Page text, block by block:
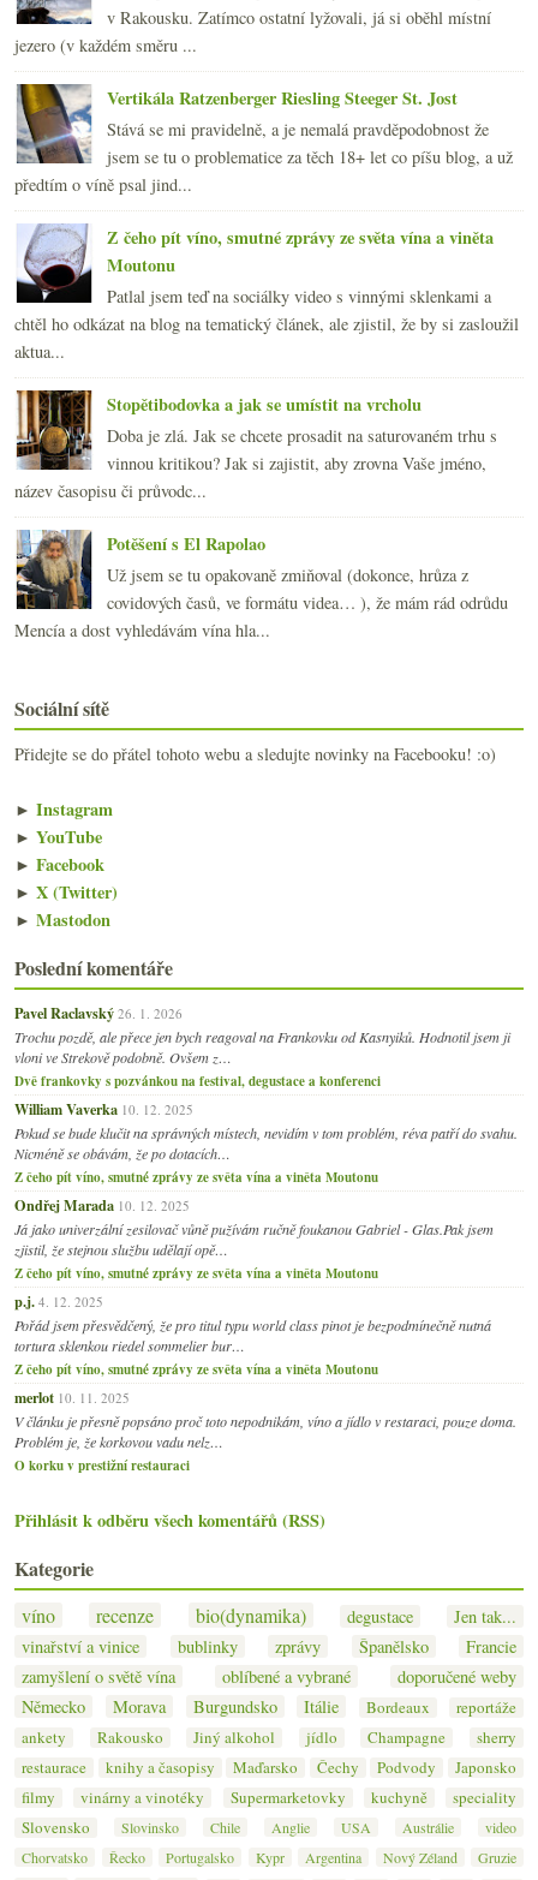
v Rakousku. Zatímco ostatní lyžovali, já si oběhl místní
jezero (v každém směru ...
Vertikála Ratzenberger Riesling Steeger St. Jost
Stává se mi pravidelně, a je nemalá pravděpodobnost že
jsem se tu o problematice za těch 18+ let co píšu blog, a už
předtím o víně psal jind...
Z čeho pít víno, smutné zprávy ze světa vína a viněta
Moutonu
Patlal jsem teď na sociálky video s vinnými sklenkami a
chtěl ho odkázat na blog na tematický článek, ale zjistil, že by si zasloužil
aktua...
Stopětibodovka a jak se umístit na vrcholu
Doba je zlá. Jak se chcete prosadit na saturovaném trhu s
vinnou kritikou? Jak si zajistit, aby zrovna Vaše jméno,
název časopisu či průvodc...
Potěšení s El Rapolao
Už jsem se tu opakovaně zmiňoval (dokonce, hrůza z
covidových časů, ve formátu videa… ), že mám rád odrůdu
Mencía a dost vyhledávám vína hla...
Sociální sítě
Přidejte se do přátel tohoto webu a sledujte novinky na Facebooku! :o)
► Instagram
► YouTube
► Facebook
► X (Twitter)
► Mastodon
Poslední komentáře
Pavel Raclavský 26. 1. 2026
Trochu pozdě, ale přece jen bych reagoval na Frankovku od Kasnyiků. Hodnotil jsem ji
vloni ve Strekově podobně. Ovšem z…
Dvě frankovky s pozvánkou na festival, degustace a konferenci
William Vaverka 10. 12. 2025
Pokud se bude klučit na správných místech, nevidím v tom problém, réva patří do svahu.
Nicméně se obávám, že po dotacích…
Z čeho pít víno, smutné zprávy ze světa vína a viněta Moutonu
Ondřej Marada 10. 12. 2025
Já jako univerzální zesilovač vůně pužívám ručně foukanou Gabriel - Glas.Pak jsem
zjistil, že stejnou službu udělají opě…
Z čeho pít víno, smutné zprávy ze světa vína a viněta Moutonu
p.j. 4. 12. 2025
Pořád jsem přesvědčený, že pro titul typu world class pinot je bezpodmínečně nutná
tortura sklenkou riedel sommelier bur…
Z čeho pít víno, smutné zprávy ze světa vína a viněta Moutonu
merlot 10. 11. 2025
V článku je přesně popsáno proč toto nepodnikám, víno a jídlo v restaraci, pouze doma.
Problém je, že korkovou vadu nelz…
O korku v prestižní restauraci
Přihlásit k odběru všech komentářů (RSS)
Kategorie
víno recenze bio(dynamika) degustace
Jen tak...
vinařství a vinice
bublinky zprávy Španělsko
Francie
zamyšlení o světě vína
oblíbené a vybrané
doporučené weby
Německo
Morava Burgundsko Itálie Bordeaux
reportáže
ankety
Rakousko Jiný alkohol jídlo Champagne
sherry
restaurace
knihy a časopisy Maďarsko Čechy Podvody
Japonsko
filmy
vinárny a vinotéky Supermarketovky kuchyně
speciality
Slovensko
Slovinsko Chile Anglie USA Austrálie
video
Chorvatsko
Řecko Portugalsko Kypr Argentina Nový Zéland
Gruzie